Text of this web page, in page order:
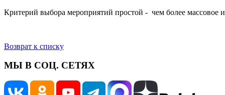
Критерий выбора мероприятий простой - чем более массовое
Возврат к списку
МЫ В СОЦ. СЕТЯХ